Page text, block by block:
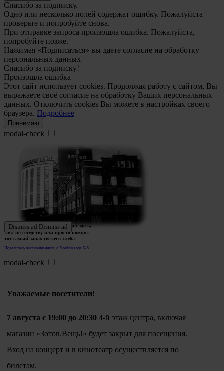
Спасибо за подписку.
Одно или несколько полей содержат ошибку. Пожалуйста
проверьте и попробуйте снова.
При отправке запроса произошла ошибка. Пожалуйста,
попробуйте позже.
Нажимая «Подписаться» вы даете согласие на обработку
персональных данных
Спасибо за подписку!
Произошла ошибка
Этот сайт использует cookies. Продолжая работу с сайтом, Вы
выражаете своё согласие на обработку Ваших персональных
данных. Отключить cookies Вы можете в настройках своего
браузера. Подробнее
Принимаю
modal-check
Поделитесь воспоминаниями о Хлебозаводе №5
Ждем истории тех, кто работал здесь,
жил по соседству или просто помнит
тот самый запах свежего хлеба
Dismiss ad Dismiss ad
modal-check
Уважаемые посетители!
7 августа с 19:00 до 20:30 4-й этаж центра, включая
магазин «Зотов.Вещь!» будет закрыт для посещения.
Вход на концерт и в кинотеатр осуществляется по
билетам.